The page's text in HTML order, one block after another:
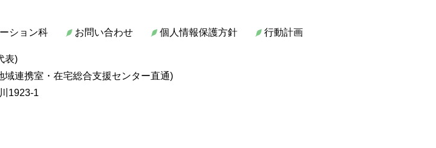
ション科 お問い合わせ 個人情報保護方針 行動計画
表)
連携室・在宅総合支援センター直通)
1923-1